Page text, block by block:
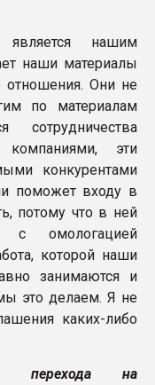
нашим
наши материалы
Они не
по материалам
эти
конкурентами
поможет входу в
потому что в ней
с омологацией
которой наши
занимаются и
это делаем. Я не
каких-либо
перехода на